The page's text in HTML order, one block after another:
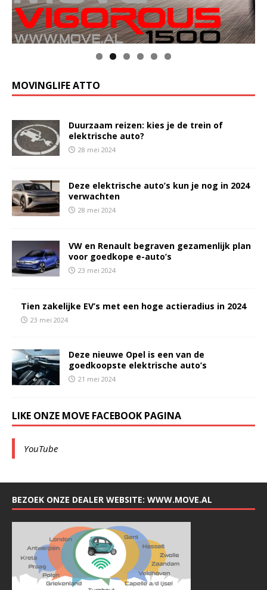
MOVINGLIFE ATTO
Duurzaam reizen: kies je de trein of
elektrische auto?
28 mei 2024
Deze elektrische auto’s kun je nog in 2024
verwachten
28 mei 2024
VW en Renault begraven gezamenlijk plan
voor goedkope e-auto’s
23 mei 2024
Tien zakelijke EV’s met een hoge actieradius in 2024
23 mei 2024
Deze nieuwe Opel is een van de
goedkoopste elektrische auto’s
21 mei 2024
LIKE ONZE MOVE FACEBOOK PAGINA
YouTube
BEZOEK ONZE DEALER WEBSITE: WWW.MOVE.AL